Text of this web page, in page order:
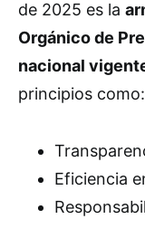
de 2025 es la
Orgánico de
nacional
principios como:
Eficiencia